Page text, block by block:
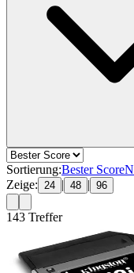
Sortierung:Bester Score
Zeige: 24 | 48 | 96
143 Treffer